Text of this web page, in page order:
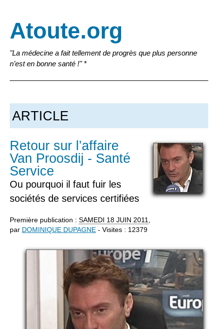
Atoute.org
"La médecine a fait tellement de progrès que plus personne
n’est en bonne santé !" *
ARTICLE
Retour sur l’affaire
Van Proosdij - Santé
Service
Ou pourquoi il faut fuir les
sociétés de services certifiées
Première publication : SAMEDI 18 JUIN 2011,
par DOMINIQUE DUPAGNE - Visites : 12379